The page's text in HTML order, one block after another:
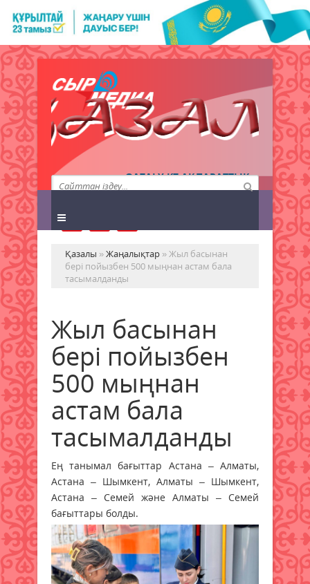
QAZALY.KZ АҚПАРАТТЫҚ
АГЕНТТІГІ
Қазалы »Жаңалықтар » Жыл басынан
бері пойызбен 500 мыңнан астам бала
тасымалданды
Жыл басынан
бері пойызбен
500 мыңнан
астам бала
тасымалданды
Ең танымал бағыттар Астана – Алматы,
Астана – Шымкент, Алматы – Шымкент,
Астана – Семей және Алматы – Семей
бағыттары болды.